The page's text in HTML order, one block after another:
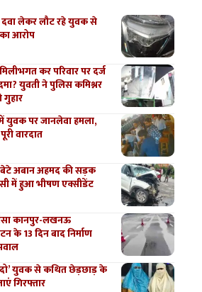
लेकर लौट रहे युवक से
आरोप
कर परिवार पर दर्ज
युवती ने पुलिस कमिश्नर
युवक पर जानलेवा हमला,
वारदात
अबान अहमद की सड़क
में हुआ भीषण एक्सीडेंट
कानपुर-लखनऊ
के 13 दिन बाद निर्माण
युवक से कथित छेड़छाड़ के
गिरफ्तार